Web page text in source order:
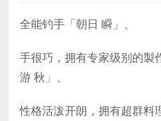
全能钓手「朝日 瞬」、
手很巧，拥有专家级别的製
游 秋」、
性格活泼开朗，拥有超群料